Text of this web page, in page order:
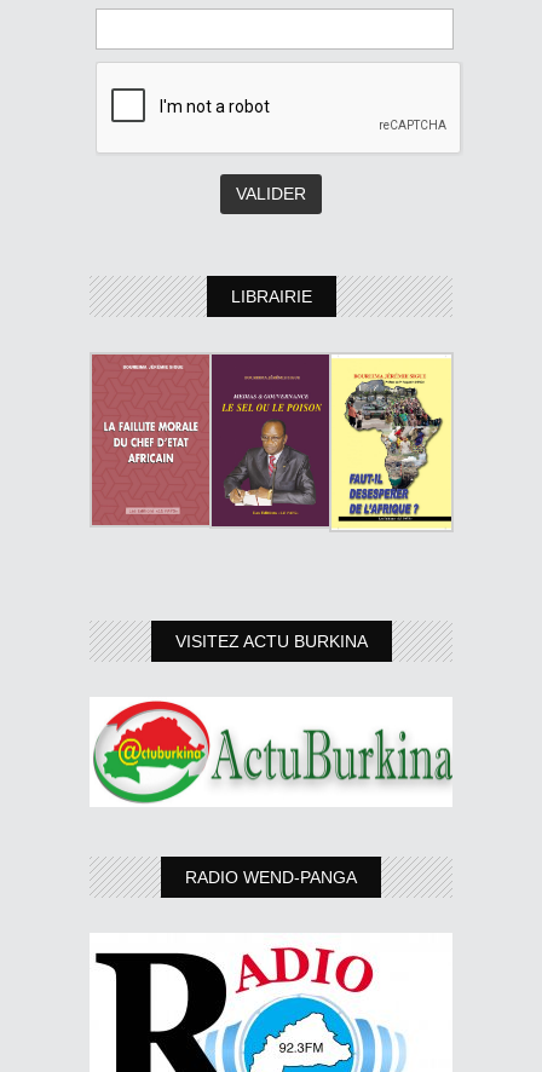
LIBRAIRIE
VISITEZ ACTU BURKINA
RADIO WEND-PANGA